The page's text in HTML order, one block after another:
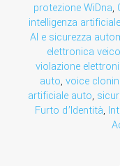
protezione WiDna,
intelligenza artificiale
AI e sicurezza
elettronica
violazione
auto, voice
artificiale auto,
Furto d’Identità,